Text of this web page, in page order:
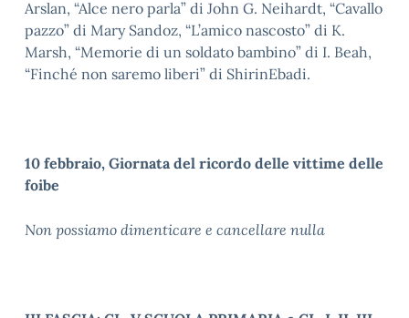
Arslan, “Alce nero parla” di John G. Neihardt, “Cavallo
pazzo” di Mary Sandoz, “L’amico nascosto” di K.
Marsh, “Memorie di un soldato bambino” di I. Beah,
“Finché non saremo liberi” di ShirinEbadi.
10 febbraio, Giornata del ricordo delle vittime delle
foibe
Non possiamo dimenticare e cancellare nulla